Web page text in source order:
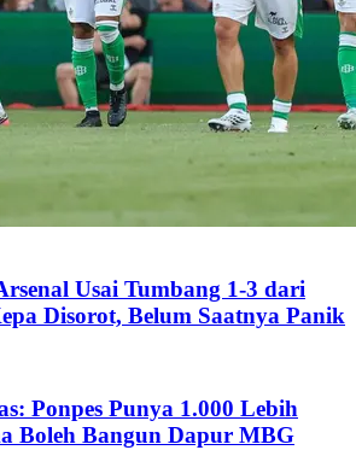
Usai Tumbang 1-3 dari
Disorot, Belum Saatnya Panik
Ponpes Punya 1.000 Lebih
Boleh Bangun Dapur MBG